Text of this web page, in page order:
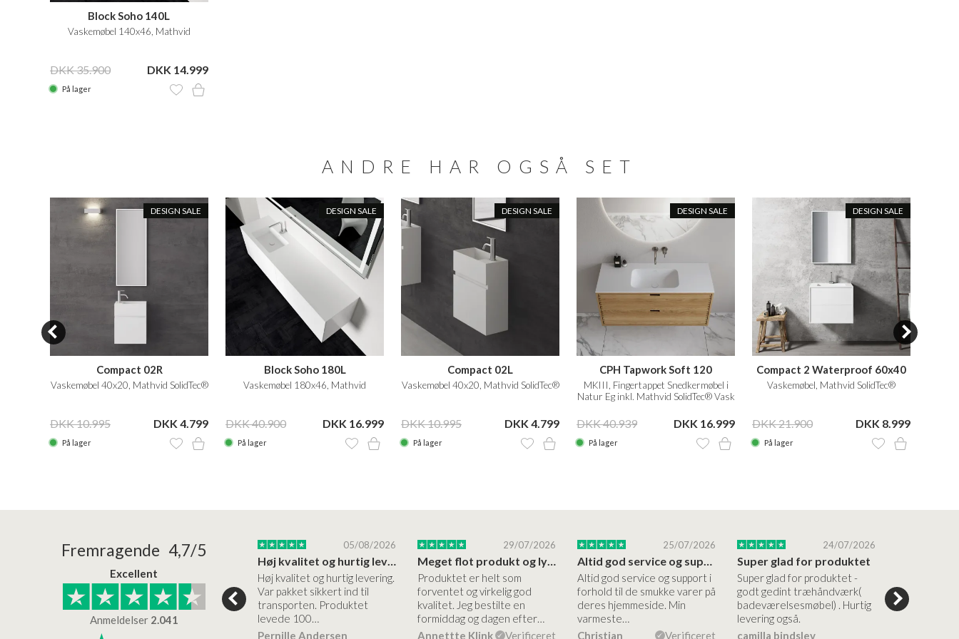
Block Soho 140L
Vaskemøbel 140x46, Mathvid
DKK 35.900 DKK 14.999
På lager
ANDRE HAR OGSÅ SET
DESIGN SALE
Compact 02R
Vaskemøbel 40x20, Mathvid SolidTec®
DKK 10.995 DKK 4.799
På lager
DESIGN SALE
Block Soho 180L
Vaskemøbel 180x46, Mathvid
DKK 40.900 DKK 16.999
På lager
DESIGN SALE
Compact 02L
Vaskemøbel 40x20, Mathvid SolidTec®
DKK 10.995 DKK 4.799
På lager
DESIGN SALE
CPH Tapwork Soft 120
MKIII, Fingertappet Snedkermøbel i
Natur Eg inkl. Mathvid SolidTec® Vask
DKK 40.939 DKK 16.999
På lager
DESIGN SALE
Compact 2 Waterproof 60x40
Vaskemøbel, Mathvid SolidTec®
DKK 21.900 DKK 8.999
På lager
Fremragende 4,7/5
Excellent
Anmeldelser 2.041
24/01/2026
Superflot bademøbel og rigtig lynhurtig…
22/01/2026
Kanon god service
Kanon god service. Varerne
bliver leveret hurtigt, og det
er virkelig kvalitet.
Lise
05/08/2026
Høj kvalitet og hurtig levering
Høj kvalitet og hurtig levering.
Var pakket sikkert ind til
transporten. Produktet
levede 100…
Pernille Andersen
29/07/2026
Meget flot produkt og lynhurtigt levering
Produktet er helt som
forventet og virkelig god
kvalitet. Jeg bestilte en
formiddag og dagen efter…
Annettte Klink
Verificeret
25/07/2026
Altid god service og support i
forhold til de smukke varer på
deres hjemmeside. Min
varmeste…
Christian
Verificeret
24/07/2026
Super glad for produktet
Super glad for produktet -
godt gedint træhåndværk(
badeværelsesmøbel) . Hurtig
levering også.
camilla bindslev
forståelig
nem